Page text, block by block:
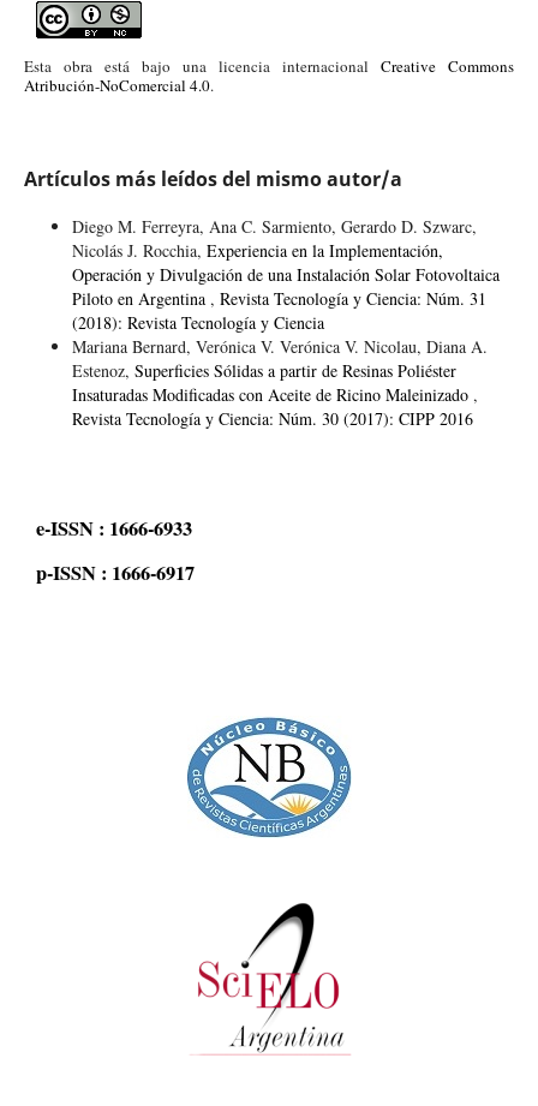
Esta obra está bajo una licencia internacionalCreative Commons
Atribución-NoComercial 4.0.
Artículos más leídos del mismo autor/a
Diego M. Ferreyra, Ana C. Sarmiento, Gerardo D. Szwarc,
Nicolás J. Rocchia, Experiencia en la Implementación,
Operación y Divulgación de una Instalación Solar Fotovoltaica
Piloto en Argentina , Revista Tecnología y Ciencia: Núm. 31
(2018): Revista Tecnología y Ciencia
Mariana Bernard, Verónica V. Verónica V. Nicolau, Diana A.
Estenoz, Superficies Sólidas a partir de Resinas Poliéster
Insaturadas Modificadas con Aceite de Ricino Maleinizado ,
Revista Tecnología y Ciencia: Núm. 30 (2017): CIPP 2016
e-ISSN : 1666-6933
p-ISSN : 1666-6917